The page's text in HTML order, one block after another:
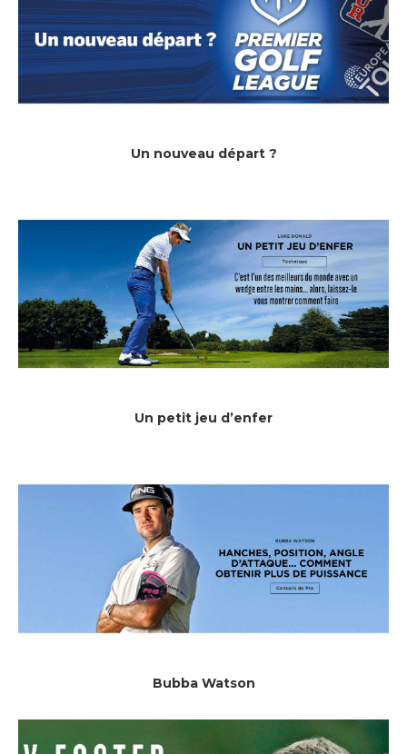
Un nouveau départ ?
Un petit jeu d’enfer
Bubba Watson